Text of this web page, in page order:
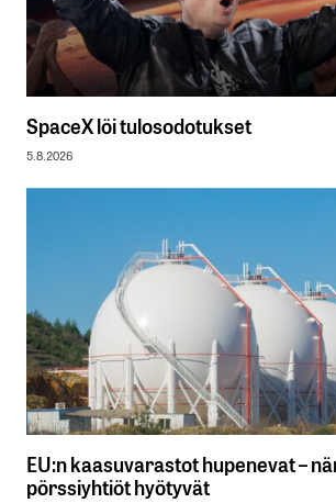
SpaceX löi tulosodotukset
5.8.2026
EU:n kaasuvarastot hupenevat –
pörssiyhtiöt hyötyvät